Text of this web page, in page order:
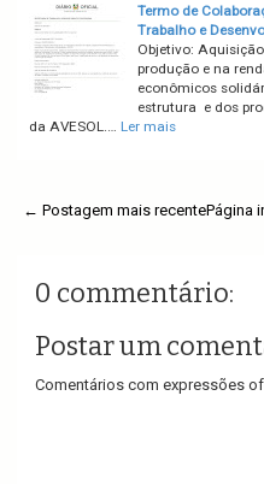
Termo de
Trabalho e
Objetivo:
produção e na
econômicos
estrutura e dos
da AVESOL.…
Ler mais
← Postagem mais recentePágina
0 commentário:
Postar um
Comentários com expressões